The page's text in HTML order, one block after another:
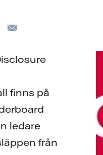
LinkedIn
finns på
ledare
från